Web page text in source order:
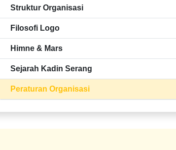
Struktur Organisasi
Filosofi Logo
Himne & Mars
Sejarah Kadin Serang
Peraturan Organisasi